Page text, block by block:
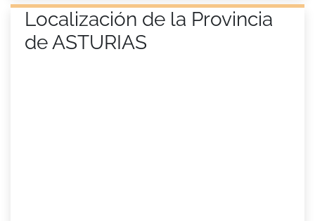
Localización de la Provincia
de ASTURIAS